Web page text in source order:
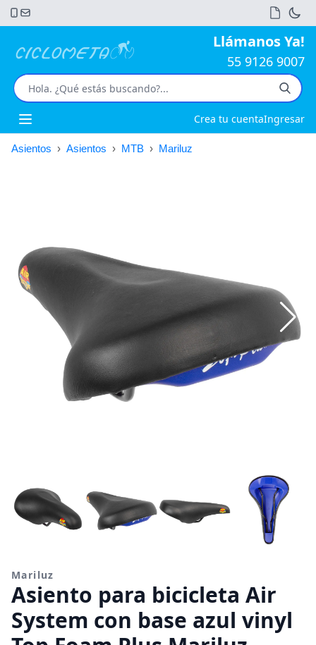
Llámanos Ya!
55 9126 9007
Open main menu Crea tu cuentaIngresar
Asientos › Asientos › MTB › Mariluz
Mariluz
Asiento para bicicleta Air
System con base azul vinyl